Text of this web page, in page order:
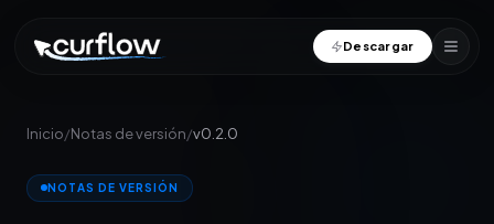
Descargar
Inicio/Notas de versión/v0.2.0
NOTAS DE VERSIÓN